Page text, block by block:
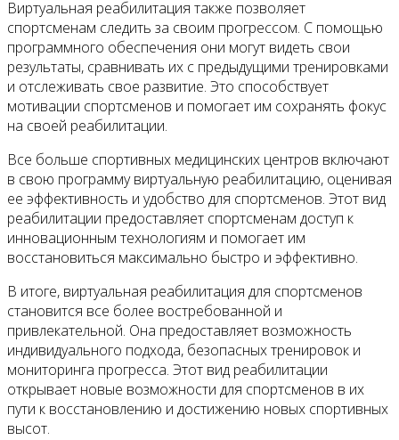
Виртуальная реабилитация также позволяет
спортсменам следить за своим прогрессом. С помощью
программного обеспечения они могут видеть свои
результаты, сравнивать их с предыдущими тренировками
и отслеживать свое развитие. Это способствует
мотивации спортсменов и помогает им сохранять фокус
на своей реабилитации.
Все больше спортивных медицинских центров включают
в свою программу виртуальную реабилитацию, оценивая
ее эффективность и удобство для спортсменов. Этот вид
реабилитации предоставляет спортсменам доступ к
инновационным технологиям и помогает им
восстановиться максимально быстро и эффективно.
В итоге, виртуальная реабилитация для спортсменов
становится все более востребованной и
привлекательной. Она предоставляет возможность
индивидуального подхода, безопасных тренировок и
мониторинга прогресса. Этот вид реабилитации
открывает новые возможности для спортсменов в их
пути к восстановлению и достижению новых спортивных
высот.